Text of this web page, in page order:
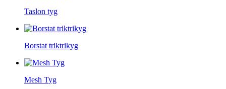
Taslon tyg
Borstat triktrikyg
Mesh Tyg